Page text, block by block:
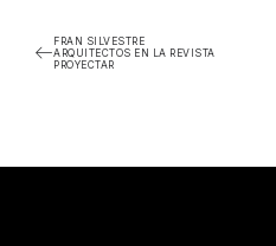
FRAN SILVESTRE
ARQUITECTOS EN LA REVISTA
PROYECTAR